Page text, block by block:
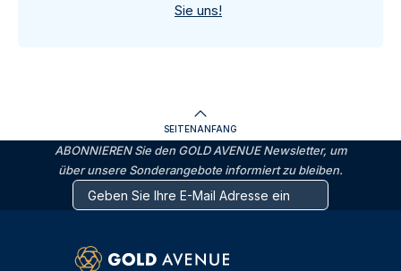
Sie uns!
SEITENANFANG
ABONNIEREN Sie den GOLD AVENUE Newsletter, um
über unsere Sonderangebote informiert zu bleiben.